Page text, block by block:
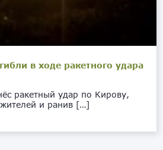
в ходе ракетного удара
ракетный удар по Кирову,
и ранив […]